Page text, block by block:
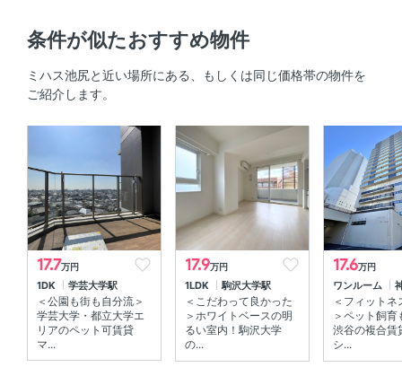
物件概要
敷地内駐車場 無
-円 ／ -円
償却 -円
礼金 180,000円
仲介手数料 賃料1ヶ月分+税
初期費用概算
約607,800円
内訳を見る
条件が似たおすすめ物件
ミハス池尻と近い場所にある、もしくは同じ価格帯の物件を
ご紹介します。
17.7万円
1DK 学芸大学駅
＜公園も街も自分流＞
学芸大学・都立大学エ
リアのペット可賃貸
マ...
17.9万円
1LDK 駒沢大学駅
＜こだわって良かった
＞ホワイトベースの明
るい室内！駒沢大学
の...
17.6万円
ワンルーム
＜フィットネ
＞ペット飼育
渋谷の複合賃
シ...